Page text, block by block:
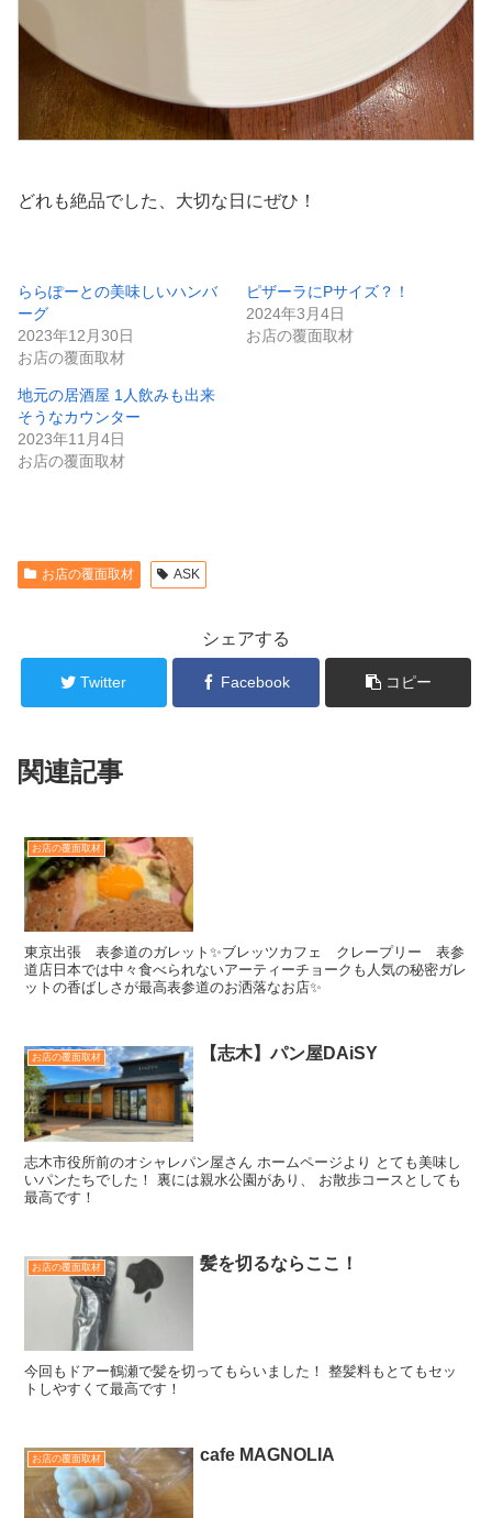
どれも絶品でした、大切な日にぜひ！
ららぽーとの美味しいハンバ
ーグ
2023年12月30日
お店の覆面取材
ピザーラにPサイズ？！
2024年3月4日
お店の覆面取材
地元の居酒屋 1人飲みも出来
そうなカウンター
2023年11月4日
お店の覆面取材
お店の覆面取材 ASK
シェアする
Twitter Facebook コピー
関連記事
お店の覆面取材
東京出張 表参道のガレット✨ブレッツカフェ クレープリー 表参
道店日本では中々食べられないアーティーチョークも人気の秘密ガレ
ットの香ばしさが最高表参道のお洒落なお店✨
お店の覆面取材 【志木】パン屋DAiSY
志木市役所前のオシャレパン屋さん ホームページより とても美味し
いパンたちでした！ 裏には親水公園があり、 お散歩コースとしても
最高です！
お店の覆面取材 髪を切るならここ！
今回もドアー鶴瀬で髪を切ってもらいました！ 整髪料もとてもセッ
トしやすくて最高です！
お店の覆面取材 cafe MAGNOLIA